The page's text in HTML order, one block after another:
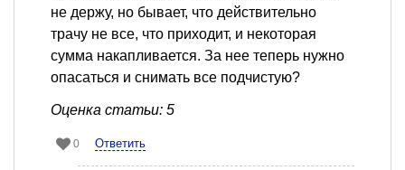
не держу, но бывает, что действительно
трачу не все, что приходит, и некоторая
сумма накапливается. За нее теперь нужно
опасаться и снимать все подчистую?
Оценка статьи: 5
0 Ответить